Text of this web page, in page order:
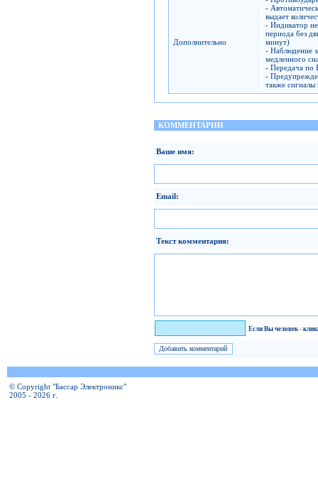
Дополнительно
-
выдает
- Индикатор
периода без
минут)
- Наблюдение
медленного
- Передача по
-
также
КОММЕНТАРИИ
Ваше имя:
Email:
Текст комментария:
Если Вы человек -
© Copyright "Бассар Электроникс"
2005 - 2026 г.